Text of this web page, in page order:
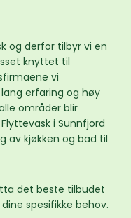
og derfor tilbyr vi en
knyttet til
vi
erfaring og høy
områder blir
i Sunnfjord
av kjøkken og bad til
det beste tilbudet
spesifikke behov.